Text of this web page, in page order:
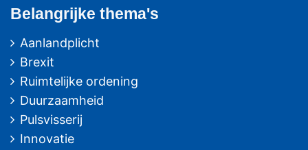
Belangrijke thema's
Aanlandplicht
Brexit
Ruimtelijke ordening
Duurzaamheid
Pulsvisserij
Innovatie